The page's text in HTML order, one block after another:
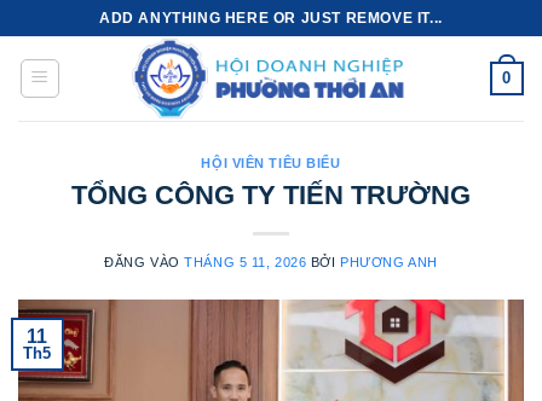
dung
ADD ANYTHING HERE OR JUST REMOVE IT...
0
HỘI VIÊN TIÊU BIỂU
TỔNG CÔNG TY TIẾN TRƯỜNG
ĐĂNG VÀOTHÁNG 5 11, 2026 BỞI PHƯƠNG ANH
11
Th5